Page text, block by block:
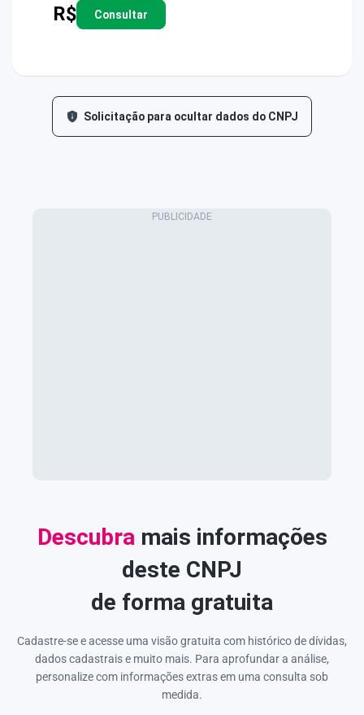
R$ Consultar
Solicitação para ocultar dados do CNPJ
Descubra mais informações
deste CNPJ
de forma gratuita
Cadastre-se e acesse uma visão gratuita com histórico de dívidas,
dados cadastrais e muito mais. Para aprofundar a análise,
personalize com informações extras em uma consulta sob
medida.